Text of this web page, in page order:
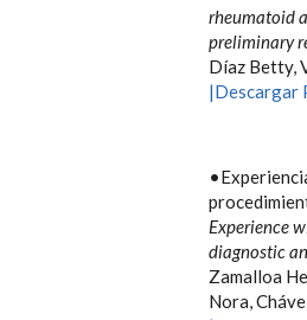
rheumatoid
preliminary
Díaz Betty,
|Descargar
Experience
diagnostic
Zamalloa
Nora,